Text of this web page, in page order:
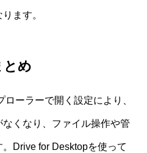
ます。
とめ
ーラーで開く設定により、
くなり、ファイル操作や管
Drive for Desktopを使って